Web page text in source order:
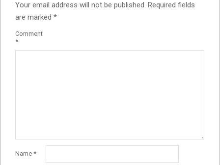
Your email address will not be published. Required fields
are marked *
Comment
*
Name *